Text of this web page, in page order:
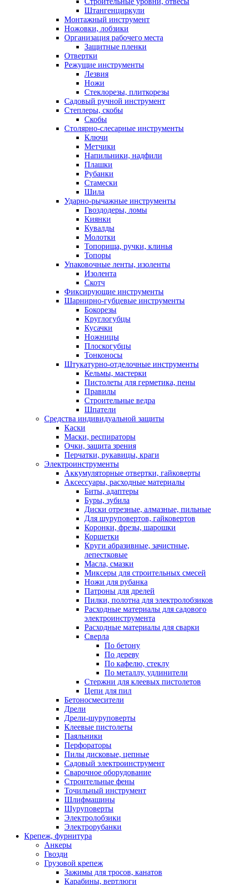
Штангенциркули
Монтажный инструмент
Ножовки, лобзики
Организация рабочего места
Защитные пленки
Отвертки
Режущие инструменты
Лезвия
Ножи
Стеклорезы, плиткорезы
Садовый ручной инструмент
Степлеры, скобы
Скобы
Столярно-слесарные инструменты
Ключи
Метчики
Напильники, надфили
Плашки
Рубанки
Стамески
Шила
Ударно-рычажные инструменты
Гвоздодеры, ломы
Киянки
Кувалды
Молотки
Топорища, ручки, клинья
Топоры
Упаковочные ленты, изоленты
Изолента
Скотч
Фиксирующие инструменты
Шарнирно-губцевые инструменты
Бокорезы
Круглогубцы
Кусачки
Ножницы
Плоскогубцы
Тонконосы
Штукатурно-отделочные инструменты
Кельмы, мастерки
Пистолеты для герметика, пены
Правилы
Строительные ведра
Шпатели
Средства индивидуальной защиты
Каски
Маски, респираторы
Очки, защита зрения
Перчатки, рукавицы, краги
Электроинструменты
Аккумуляторные отвертки, гайковерты
Аксессуары, расходные материалы
Биты, адаптеры
Буры, зубила
Диски отрезные, алмазные, пильные
Для шуруповертов, гайковертов
Коронки, фрезы, шарошки
Корщетки
Круги абразивные, зачистные,
лепестковые
Масла, смазки
Миксеры для строительных смесей
Ножи для рубанка
Патроны для дрелей
Пилки, полотна для электролобзиков
Расходные материалы для садового
электроинструмента
Расходные материалы для сварки
Сверла
По бетону
По дереву
По кафелю, стеклу
По металлу, удлинители
Стержни для клеевых пистолетов
Цепи для пил
Бетоносмесители
Дрели
Дрели-шуруповерты
Клеевые пистолеты
Паяльники
Перфораторы
Пилы дисковые, цепные
Садовый электроинструмент
Сварочное оборудование
Строительные фены
Точильный инструмент
Шлифмашины
Шуруповерты
Электролобзики
Электрорубанки
Крепеж, фурнитура
Анкеры
Гвозди
Грузовой крепеж
Зажимы для тросов, канатов
Карабины, вертлюги